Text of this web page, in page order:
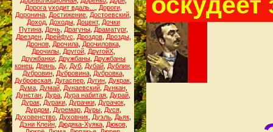
Дорога уходит вдаль...
Дороги,
Доронина Достижение Достоевский
Доход, Доходы, Доцент, Дочки
Путина, Дочь, Драгуны, Драматург,
Дрезден, Дрейфус Дроздов, Дрозды,
Дронов, Дрочила, Дрочиловка,
Дрочилы, Другой, ДругойХ,
Дружбанки, Дружбаны, Дружбаны
конец Дрянь Ду, Дуб Дубай Дублин
Дубровин, Дубровина, Дубровка,
Дубровская Дугаспер Дугин Дукрак
Дума, Думай, Дунаевский, Дункан,
Дунстан Дура Дура набитая Дурай
Дурак, Дураки, Дурачки, Дурачок,
Дурдом
Дуремар, Дуры, Дуся,
Духовенство Духовник Дуэль Дьяк
Дэни Клейн, Дюдяка-Хуяка, Дюков,